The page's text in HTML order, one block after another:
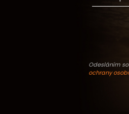
Odesláním
ochrany